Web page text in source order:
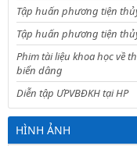
Tập huấn phương tiện
Tập huấn phương tiện
Phim tài liệu khoa học về
biển dâng
Diễn tập ƯPVBĐKH tại HP
HÌNH ẢNH